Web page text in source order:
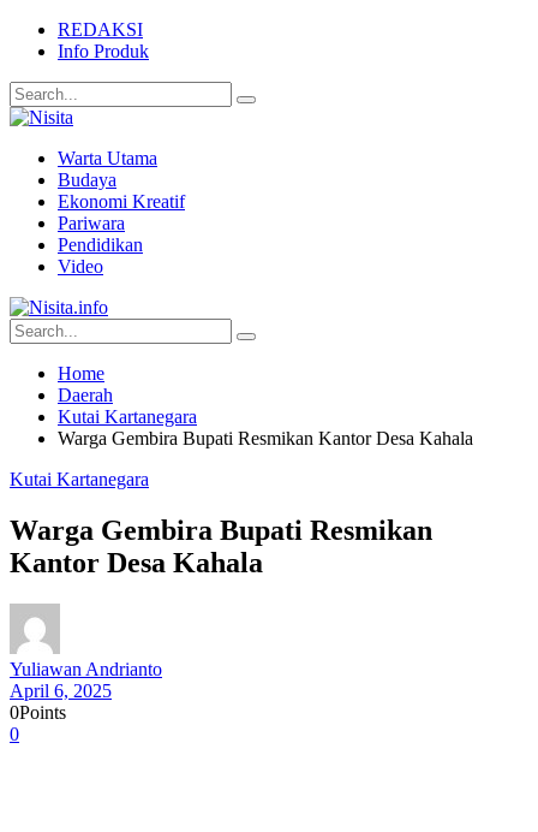
REDAKSI
Info Produk
Warta Utama
Budaya
Ekonomi Kreatif
Pariwara
Pendidikan
Video
Home
Daerah
Kutai Kartanegara
Warga Gembira Bupati Resmikan Kantor Desa Kahala
Kutai Kartanegara
Warga Gembira Bupati Resmikan
Kantor Desa Kahala
Yuliawan Andrianto
April 6, 2025
0Points
0